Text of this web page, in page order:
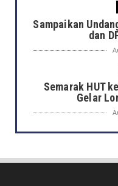
Sampaikan
dan
Semarak HUT
Gelar